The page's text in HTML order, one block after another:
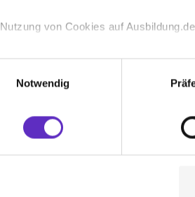
von Cookies auf Ausbildung.de
Cookies zur technischen
getroffenen Einstellungen zu
um Informationen zu
Analysen weiterzugeben und um
führen diese Informationen
. In diesem Fall sowie bei der
dass dir nach Setzen der
Notwendig
Schulische und